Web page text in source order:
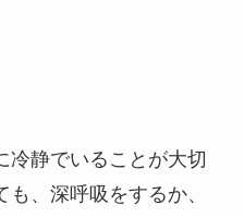
冷静でいることが大切
、深呼吸をするか、